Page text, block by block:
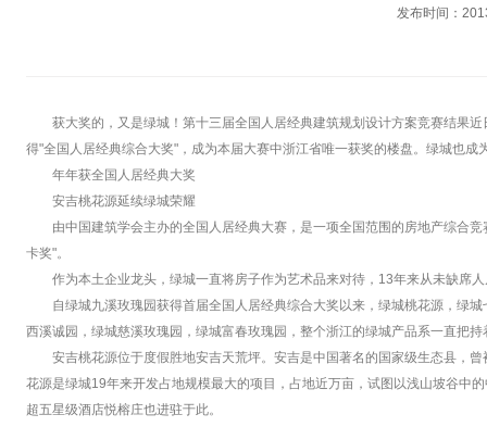
发布时间：
获大奖的，又是绿城！第十三届全国人居经典建筑规划设计方案竞赛结果
得"全国人居经典综合大奖"，成为本届大赛中浙江省唯一获奖的楼盘。绿城也
年年获全国人居经典大奖
安吉桃花源延续绿城荣耀
由中国建筑学会主办的全国人居经典大赛，是一项全国范围的房地产综合
卡奖"。
作为本土企业龙头，绿城一直将房子作为艺术品来对待，13年来从未缺席
自绿城九溪玫瑰园获得首届全国人居经典综合大奖以来，绿城桃花源，绿
西溪诚园，绿城慈溪玫瑰园，绿城富春玫瑰园，整个浙江的绿城产品系一直把
安吉桃花源位于度假胜地安吉天荒坪。安吉是中国著名的国家级生态县，
花源是绿城19年来开发占地规模最大的项目，占地近万亩，试图以浅山坡谷中
超五星级酒店悦榕庄也进驻于此。